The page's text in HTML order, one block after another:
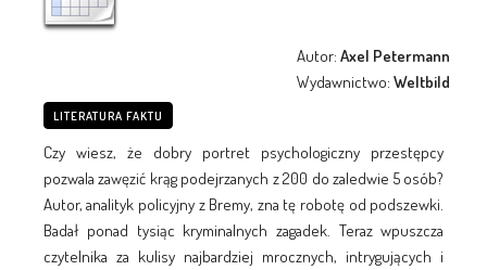
Autor:Axel Petermann
Wydawnictwo:Weltbild
LITERATURA FAKTU
Czy wiesz, że dobry portret psychologiczny przestępcy
pozwala zawęzić krąg podejrzanych z 200 do zaledwie 5 osób?
Autor, analityk policyjny z Bremy, zna tę robotę od podszewki.
Badał ponad tysiąc kryminalnych zagadek. Teraz wpuszcza
czytelnika za kulisy najbardziej mrocznych, intrygujących i